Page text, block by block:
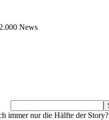
News
immer nur die Hälfte der Story?